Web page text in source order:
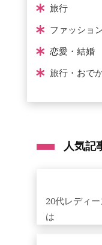
旅行
ファッショ
恋愛・結婚
旅行・おで
人気記
20代レディ
は